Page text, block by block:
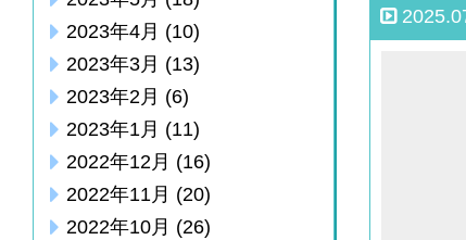
2023年4月 (10)
2023年3月 (13)
2023年2月 (6)
2023年1月 (11)
2022年12月 (16)
2022年11月 (20)
2022年10月 (26)